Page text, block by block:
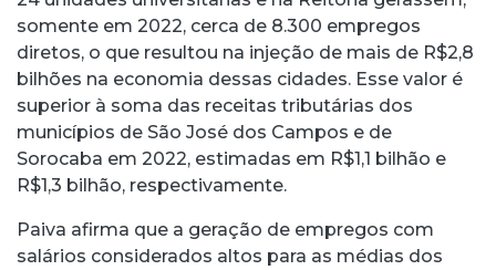
somente em 2022, cerca de 8.300 empregos
diretos, o que resultou na injeção de mais de R$2,8
bilhões na economia dessas cidades. Esse valor é
superior à soma das receitas tributárias dos
municípios de São José dos Campos e de
Sorocaba em 2022, estimadas em R$1,1 bilhão e
R$1,3 bilhão, respectivamente.
Paiva afirma que a geração de empregos com
salários considerados altos para as médias dos